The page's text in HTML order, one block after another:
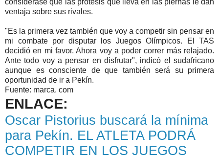
ventaja sobre sus rivales.
"Es la primera vez también que voy a competir sin pensar en
mi combate por disputar los Juegos Olímpicos. El TAS
decidió en mi favor. Ahora voy a poder correr más relajado.
Ante todo voy a pensar en disfrutar", indicó el sudafricano
aunque es consciente de que también será su primera
oportunidad de ir a Pekín.
Fuente: marca. com
ENLACE:
Oscar Pistorius buscará la mínima
para Pekín. EL ATLETA PODRÁ
COMPETIR EN LOS JUEGOS